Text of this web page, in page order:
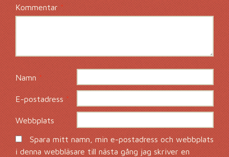
Kommentar *
Namn*
E-postadress *
Webbplats
Spara mitt namn, min e-postadress och webbplats
i denna webbläsare till nästa gång jag skriver en